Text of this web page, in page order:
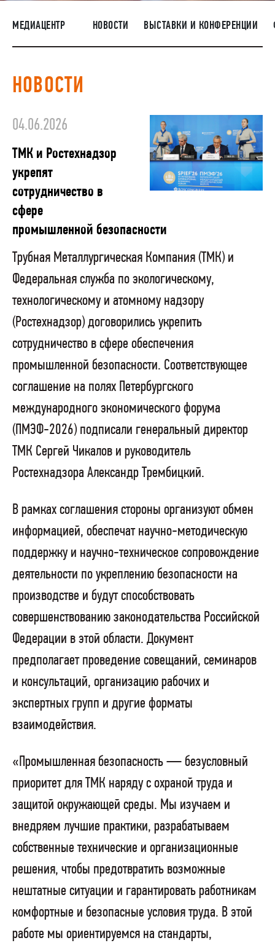
ПОСТАВЩИКАМ
R&D
КОРПОРАТИВНЫЙ УНИВЕРСИТЕТ TMK2U
КОМПЛАЕНС
МЕДИАЦЕНТР НОВОСТИ ВЫСТАВКИ И КОНФЕРЕНЦИИ
НОВОСТИ
04.06.2026
ТМК и Ростехнадзор
укрепят
сотрудничество в
сфере
промышленной безопасности
Трубная Металлургическая Компания (ТМК) и
Федеральная служба по экологическому,
технологическому и атомному надзору
(Ростехнадзор) договорились укрепить
сотрудничество в сфере обеспечения
промышленной безопасности. Соответствующее
соглашение на полях Петербургского
международного экономического форума
(ПМЭФ-2026) подписали генеральный директор
ТМК Сергей Чикалов и руководитель
Ростехнадзора Александр Трембицкий.
В рамках соглашения стороны организуют обмен
информацией, обеспечат научно-методическую
поддержку и научно-техническое сопровождение
деятельности по укреплению безопасности на
производстве и будут способствовать
совершенствованию законодательства Российской
Федерации в этой области. Документ
предполагает проведение совещаний, семинаров
и консультаций, организацию рабочих и
экспертных групп и другие форматы
взаимодействия.
«Промышленная безопасность — безусловный
приоритет для ТМК наряду с охраной труда и
защитой окружающей среды. Мы изучаем и
внедряем лучшие практики, разрабатываем
собственные технические и организационные
решения, чтобы предотвратить возможные
нештатные ситуации и гарантировать работникам
комфортные и безопасные условия труда. В этой
работе мы ориентируемся на стандарты,